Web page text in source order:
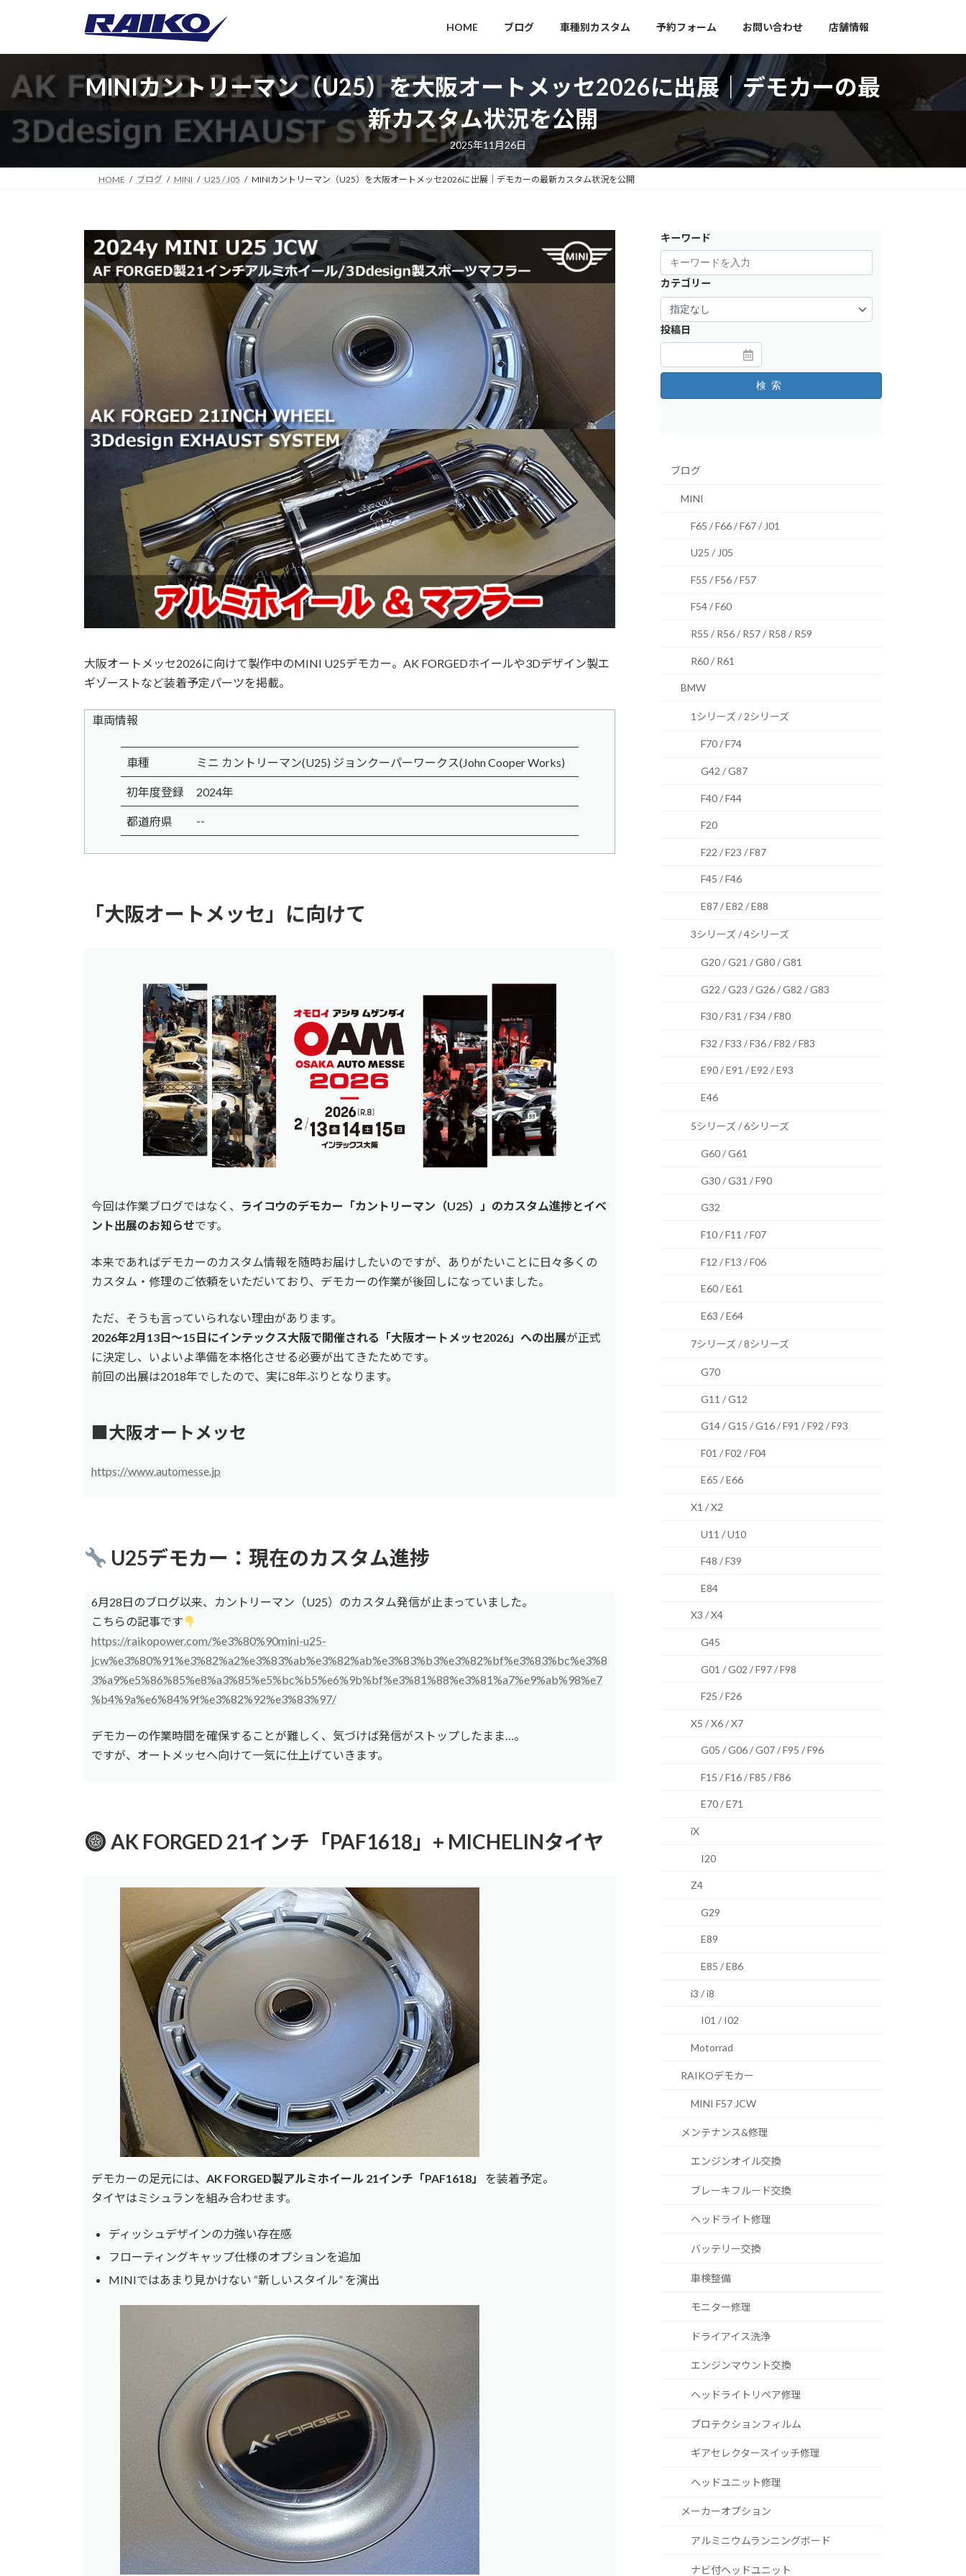
HOME ブログ 車種別カスタム 予約フォーム お問い合わせ 店舗情報
MINIカントリーマン（U25）を大阪オートメッセ2026に出展｜デモカーの最
新カスタム状況を公開
2025年11月26日
HOME ブログ MINI U25 / J05 MINIカントリーマン（U25）を大阪オートメッセ2026に出展｜デモカーの最新カスタム状況を公開
大阪オートメッセ2026に向けて製作中のMINI U25デモカー。AK FORGEDホイールや3Dデザイン製エ
ギゾーストなど装着予定パーツを掲載。
車両情報
車種 ミニ カントリーマン(U25) ジョンクーパーワークス(John Cooper Works)
初年度登録 2024年
都道府県 --
「大阪オートメッセ」に向けて
今回は作業ブログではなく、
ライコウのデモカー「カントリーマン（U25）」のカスタム進捗とイベ
ント出展のお知らせです。
本来であればデモカーのカスタム情報を随時お届けしたいのですが、ありがたいことに日々多くの
カスタム・修理のご依頼をいただいており、デモカーの作業が後回しになっていました。
ただ、そうも言っていられない理由があります。
2026年2月13日〜15日にインテックス大阪で開催される「大阪オートメッセ2026」への出展が正式
に決定し、いよいよ準備を本格化させる必要が出てきたためです。
前回の出展は2018年でしたので、実に8年ぶりとなります。
■大阪オートメッセ
https://www.automesse.jp
U25デモカー：現在のカスタム進捗
6月28日のブログ以来、カントリーマン（U25）のカスタム発信が止まっていました。
こちらの記事です
https://raikopower.com/%e3%80%90mini-u25-
jcw%e3%80%91%e3%82%a2%e3%83%ab%e3%82%ab%e3%83%b3%e3%82%bf%e3%83%bc%e3%8
3%a9%e5%86%85%e8%a3%85%e5%bc%b5%e6%9b%bf%e3%81%88%e3%81%a7%e9%ab%98%e7
%b4%9a%e6%84%9f%e3%82%92%e3%83%97/
デモカーの作業時間を確保することが難しく、気づけば発信がストップしたまま…。
ですが、オートメッセへ向けて一気に仕上げていきます。
AK FORGED 21インチ「PAF1618」+ MICHELINタイヤ
デモカーの足元には、 AK FORGED製アルミホイール 21インチ「PAF1618」
を装着予定。
タイヤはミシュランを組み合わせます。
ディッシュデザインの力強い存在感
フローティングキャップ仕様のオプションを追加
MINIではあまり見かけない “新しいスタイル” を演出
キーワード
カテゴリー
投稿日
検索
ブログ
MINI
F65 / F66 / F67 / J01
U25 / J05
F55 / F56 / F57
F54 / F60
R55 / R56 / R57 / R58 / R59
R60 / R61
BMW
1シリーズ / 2シリーズ
F70 / F74
G42 / G87
F40 / F44
F20
F22 / F23 / F87
F45 / F46
E87 / E82 / E88
3シリーズ / 4シリーズ
G20 / G21 / G80 / G81
G22 / G23 / G26 / G82 / G83
F30 / F31 / F34 / F80
F32 / F33 / F36 / F82 / F83
E90 / E91 / E92 / E93
E46
5シリーズ / 6シリーズ
G60 / G61
G30 / G31 / F90
G32
F10 / F11 / F07
F12 / F13 / F06
E60 / E61
E63 / E64
7シリーズ / 8シリーズ
G70
G11 / G12
G14 / G15 / G16 / F91 / F92 / F93
F01 / F02 / F04
E65 / E66
X1 / X2
U11 / U10
F48 / F39
E84
X3 / X4
G45
G01 / G02 / F97 / F98
F25 / F26
X5 / X6 / X7
G05 / G06 / G07 / F95 / F96
F15 / F16 / F85 / F86
E70 / E71
iX
I20
Z4
G29
E89
E85 / E86
i3 / i8
I01 / I02
Motorrad
RAIKOデモカー
MINI F57 JCW
メンテナンス&修理
エンジンオイル交換
ブレーキフルード交換
ヘッドライト修理
バッテリー交換
車検整備
モニター修理
ドライアイス洗浄
エンジンマウント交換
ヘッドライトリペア修理
プロテクションフィルム
ギアセレクタースイッチ修理
ヘッドユニット修理
メーカーオプション
アルミニウムランニングボード
ナビ付ヘッドユニット